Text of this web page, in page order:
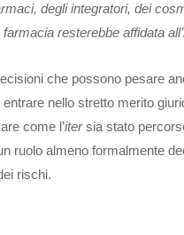
degli integratori, dei
resterebbe affidata
che possono pesare
nello stretto merito
come l’itersia stato
ruolo almeno formalmente
rischi.